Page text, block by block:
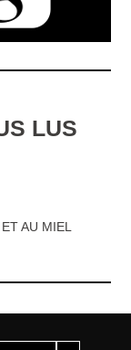
LUS
AU MIEL